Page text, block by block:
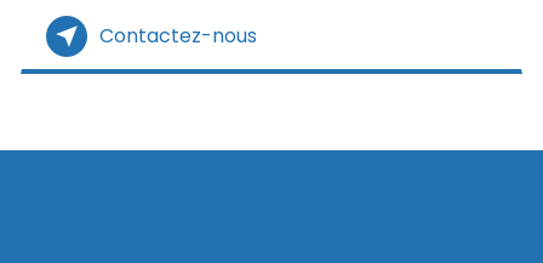
Contactez-nous